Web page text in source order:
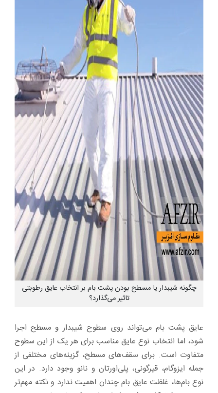
چگونه شیبدار یا مسطح بودن پشت بام بر انتخاب عایق رطوبتی
تاثیر می‌گذارد؟
عایق پشت بام می‌تواند روی سطوح شیبدار و مسطح اجرا
شود، اما انتخاب نوع عایق مناسب برای هر یک از این سطوح
متفاوت است. برای سقف‌های مسطح، گزینه‌های مختلفی از
جمله ایزوگام، قیرگونی، پلی‌اورتان و نانو وجود دارد. در این
نوع بام‌ها، غلظت عایق بام چندان اهمیت ندارد و نکته مهم‌تر